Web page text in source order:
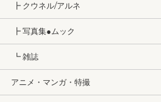
┣ クウネル/アルネ
┣ 写真集●ムック
┗ 雑誌
アニメ・マンガ・特撮